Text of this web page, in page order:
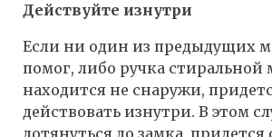
Действуйте изнутри
Если ни один из предыдущих
помог, либо ручка
находится не снаружи,
действовать изнутри. В этом